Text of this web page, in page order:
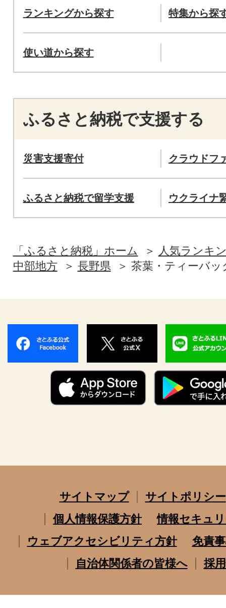
ランキングから探す 特集から探
使い道から探す
ふるさと納税で支援する
災害支援寄付 クラウドフ
ふるさと納税で留学支援 ウクライナ
「ふるさと納税」ホーム
人気ランキ
中部地方
長野県 茶葉・ティーバッ
サイトマップ
サイトポリシー
個人情報保護方針
情報セキュ
ウェブアクセシビリティ方針
免責
自治体関係者の皆様へ
採